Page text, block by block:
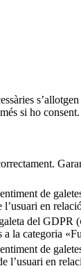
si ho
de
en
del GDPR (
a la categoria
de
l’usuari en